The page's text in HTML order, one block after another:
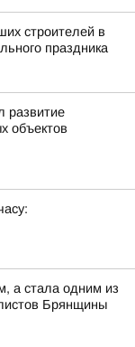
строителей в
праздника
развитие
объектов
а стала одним из
Брянщины